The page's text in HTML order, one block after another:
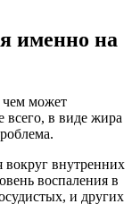
именно на
чем может
всего, в виде жира
внутренних
воспаления в
и других